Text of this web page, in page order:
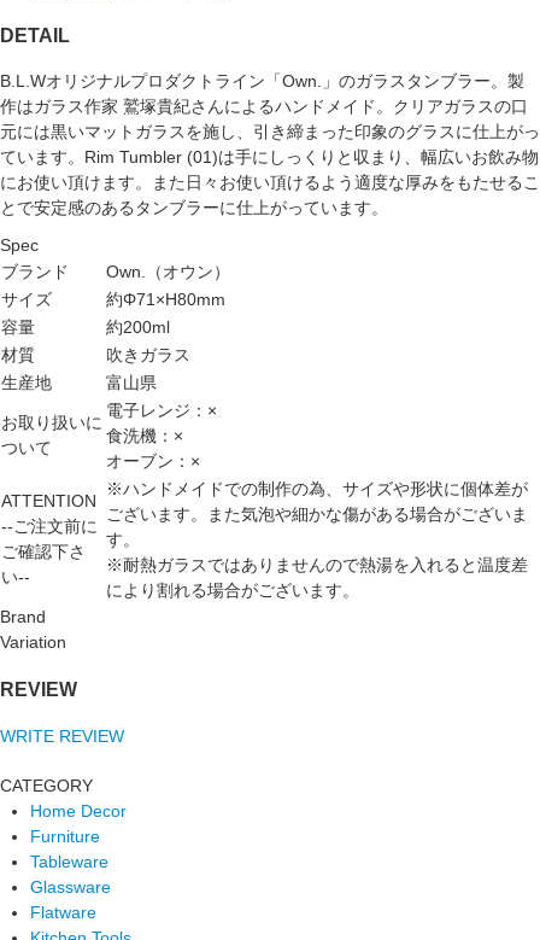
DETAIL
B.L.Wオリジナルプロダクトライン「Own.」のガラスタンブラー。製
作はガラス作家 鷲塚貴紀さんによるハンドメイド。クリアガラスの口
元には黒いマットガラスを施し、引き締まった印象のグラスに仕上がっ
ています。Rim Tumbler (01)は手にしっくりと収まり、幅広いお飲み物
にお使い頂けます。また日々お使い頂けるよう適度な厚みをもたせるこ
とで安定感のあるタンブラーに仕上がっています。
Spec
ブランド
Own.（オウン）
サイズ
約Φ71×H80mm
容量
約200ml
材質
吹きガラス
生産地
富山県
お取り扱いに
ついて
電子レンジ：×
食洗機：×
オーブン：×
ATTENTION
--ご注文前に
ご確認下さ
い--
※ハンドメイドでの制作の為、サイズや形状に個体差が
ございます。また気泡や細かな傷がある場合がございま
す。
※耐熱ガラスではありませんので熱湯を入れると温度差
により割れる場合がございます。
Brand
Variation
REVIEW
WRITE REVIEW
CATEGORY
Home Decor
Furniture
Tableware
Glassware
Flatware